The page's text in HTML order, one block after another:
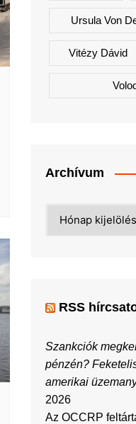
Ursula Von
Vitézy Dávid
Archívum
RSS
Szankciók
pénzén?
amerikai
2026
Az OCCRP